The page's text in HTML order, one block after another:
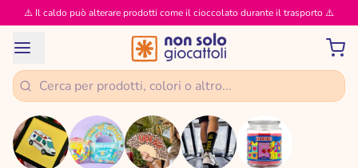
⚠️ Il caldo può alterare prodotti come il cioccolato durante il trasporto ⚠️